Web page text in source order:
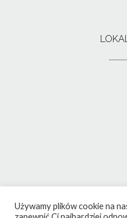
Używamy plików cookie na